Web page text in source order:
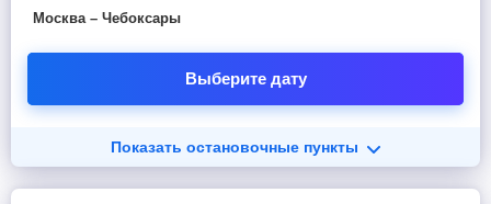
Москва – Чебоксары
Выберите дату
Показать остановочные пункты